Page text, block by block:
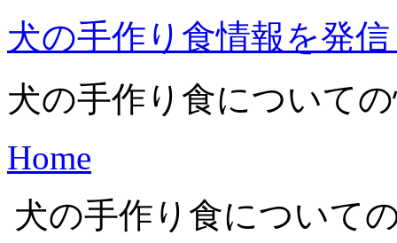
犬の手作り食情報を発信
犬の手作り食について
Home
犬の手作り食について